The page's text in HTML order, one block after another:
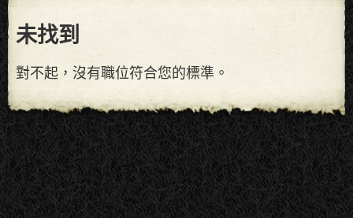
未找到
對不起，沒有職位符合您的標準。